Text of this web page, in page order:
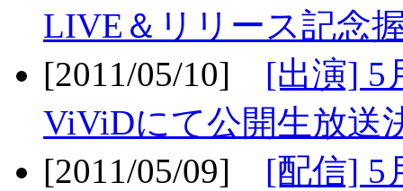
LIVE＆リリース記念
[2011/05/10] [出演] 5
ViViDにて公開生放送
[2011/05/09] [配信] 5